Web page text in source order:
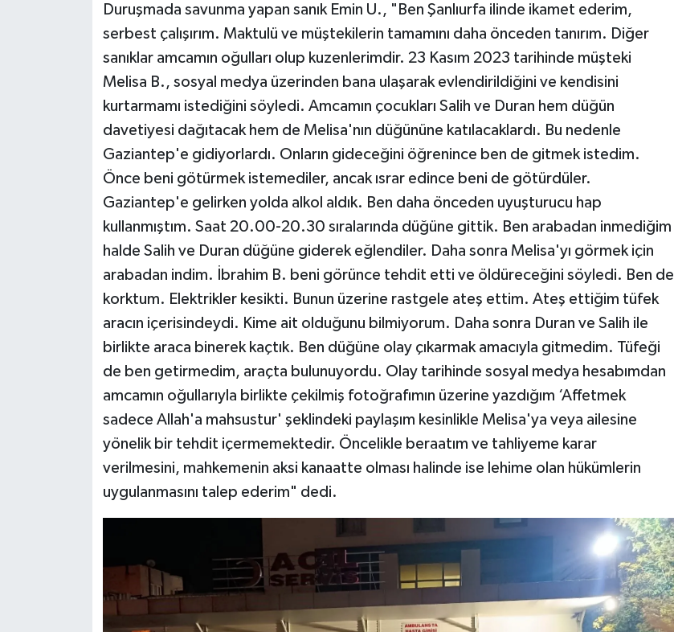
Duruşmada savunma yapan sanık Emin U., "Ben Şanlıurfa ilinde ikamet ederim,
serbest çalışırım. Maktulü ve müştekilerin tamamını daha önceden tanırım. Diğer
sanıklar amcamın oğulları olup kuzenlerimdir. 23 Kasım 2023 tarihinde müşteki
Melisa B., sosyal medya üzerinden bana ulaşarak evlendirildiğini ve kendisini
kurtarmamı istediğini söyledi. Amcamın çocukları Salih ve Duran hem düğün
davetiyesi dağıtacak hem de Melisa'nın düğününe katılacaklardı. Bu nedenle
Gaziantep'e gidiyorlardı. Onların gideceğini öğrenince ben de gitmek istedim.
Önce beni götürmek istemediler, ancak ısrar edince beni de götürdüler.
Gaziantep'e gelirken yolda alkol aldık. Ben daha önceden uyuşturucu hap
kullanmıştım. Saat 20.00-20.30 sıralarında düğüne gittik. Ben arabadan inmediğim
halde Salih ve Duran düğüne giderek eğlendiler. Daha sonra Melisa'yı görmek için
arabadan indim. İbrahim B. beni görünce tehdit etti ve öldüreceğini söyledi. Ben de
korktum. Elektrikler kesikti. Bunun üzerine rastgele ateş ettim. Ateş ettiğim tüfek
aracın içerisindeydi. Kime ait olduğunu bilmiyorum. Daha sonra Duran ve Salih ile
birlikte araca binerek kaçtık. Ben düğüne olay çıkarmak amacıyla gitmedim. Tüfeği
de ben getirmedim, araçta bulunuyordu. Olay tarihinde sosyal medya hesabımdan
amcamın oğullarıyla birlikte çekilmiş fotoğrafımın üzerine yazdığım ‘Affetmek
sadece Allah'a mahsustur' şeklindeki paylaşım kesinlikle Melisa'ya veya ailesine
yönelik bir tehdit içermemektedir. Öncelikle beraatım ve tahliyeme karar
verilmesini, mahkemenin aksi kanaatte olması halinde ise lehime olan hükümlerin
uygulanmasını talep ederim" dedi.